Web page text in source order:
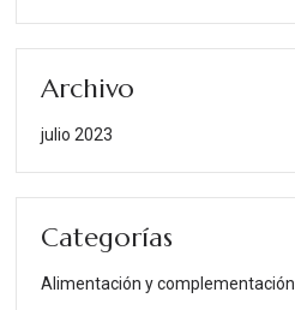
Archivo
julio 2023
Categorías
Alimentación y complementación